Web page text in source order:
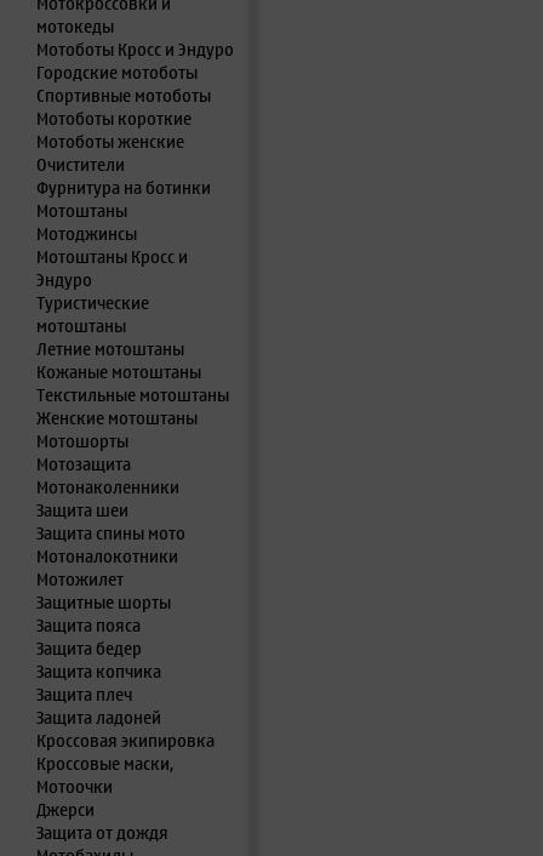
мотокеды
Мотоботы Кросс и Эндуро
Городские мотоботы
Спортивные мотоботы
Мотоботы короткие
Мотоботы женские
Очистители
Фурнитура на ботинки
Мотоштаны
Мотоджинсы
Мотоштаны Кросс и
Эндуро
Туристические
мотоштаны
Летние мотоштаны
Кожаные мотоштаны
Текстильные мотоштаны
Женские мотоштаны
Мотошорты
Мотозащита
Мотонаколенники
Защита шеи
Защита спины мото
Мотоналокотники
Мотожилет
Защитные шорты
Защита пояса
Защита бедер
Защита копчика
Защита плеч
Защита ладоней
Кроссовая экипировка
Кроссовые маски,
Мотоочки
Джерси
Защита от дождя